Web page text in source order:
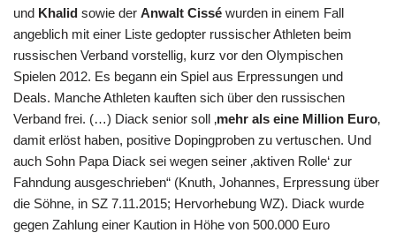
und Khalid sowie der Anwalt Cissé wurden in einem Fall
angeblich mit einer Liste gedopter russischer Athleten beim
russischen Verband vorstellig, kurz vor den Olympischen
Spielen 2012. Es begann ein Spiel aus Erpressungen und
Deals. Manche Athleten kauften sich über den russischen
Verband frei. (…) Diack senior soll ‚mehr als eine Million Euro‚
damit erlöst haben, positive Dopingproben zu vertuschen. Und
auch Sohn Papa Diack sei wegen seiner ‚aktiven Rolle‘ zur
Fahndung ausgeschrieben“ (Knuth, Johannes, Erpressung über
die Söhne, in SZ 7.11.2015; Hervorhebung WZ). Diack wurde
gegen Zahlung einer Kaution in Höhe von 500.000 Euro